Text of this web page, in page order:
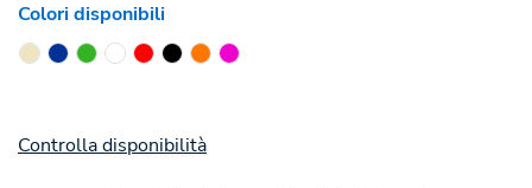
Colori disponibili
Controlla disponibilità